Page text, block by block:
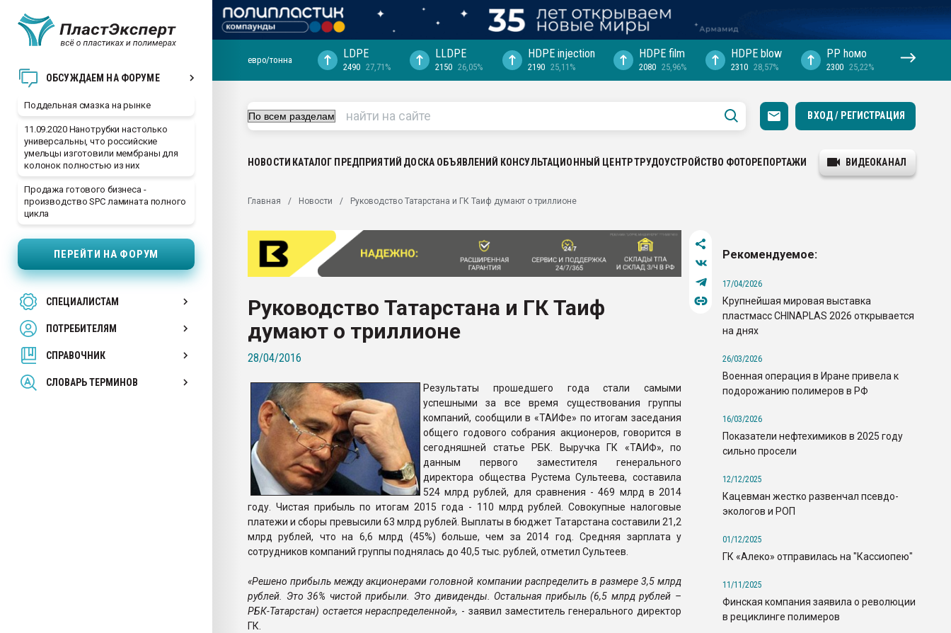
ОБСУЖДАЕМ НА ФОРУМЕ
Поддельная смазка на рынке
11.09.2020 Нанотрубки настолько
универсальны, что российские
умельцы изготовили мембраны для
колонок полностью из них
Продажа готового бизнеса -
производство SPC ламината полного
цикла
ПЕРЕЙТИ НА ФОРУМ
СПЕЦИАЛИСТАМ
ПОТРЕБИТЕЛЯМ
СПРАВОЧНИК
СЛОВАРЬ ТЕРМИНОВ
ближайшее подмосковье, с.-в.
Подмосковье, Москва
первый план в переработке
28.07.2026 "Технониколь" довольна
ситуацией на строительном рынке
Всё, что касается выдува ПЭТ
Материал поверхности пуансона для
Продам отходы Композиция
поликарбоната и АБС-пластика
Armaloy PC/ABS-1IM черный цвет
евро/тонна LDPE
2490 27,71%
LLDPE
2150 26,05%
HDPE injection
2190 25,11%
HDPE film
2080 25,96%
HDPE blow
2310 28,57%
PP hомо
2300 25,22%
ВХОД / РЕГИСТРАЦИЯ
НОВОСТИ КАТАЛОГ ПРЕДПРИЯТИЙ ДОСКА ОБЪЯВЛЕНИЙ КОНСУЛЬТАЦИОННЫЙ ЦЕНТРТРУДОУСТРОЙСТВО ФОТОРЕПОРТАЖИ ВИДЕОКАНАЛ
Главная Новости Руководство Татарстана и ГК Таиф думают о триллионе
Руководство Татарстана и ГК Таиф
думают о триллионе
28/04/2016
Результаты прошедшего года стали самыми
успешными за все время существования группы
компаний, сообщили в «ТАИФе» по итогам заседания
общего годового собрания акционеров, говорится в
сегодняшней статье РБК. Выручка ГК «ТАИФ», по
данным первого заместителя генерального
директора общества Рустема Сультеева, составила
524 млрд рублей, для сравнения - 469 млрд в 2014
году. Чистая прибыль по итогам 2015 года - 110 млрд рублей. Совокупные налоговые
платежи и сборы превысили 63 млрд рублей. Выплаты в бюджет Татарстана составили 21,2
млрд рублей, что на 6,6 млрд (45%) больше, чем за 2014 год. Средняя зарплата у
сотрудников компаний группы поднялась до 40,5 тыс. рублей, отметил Сультеев.
«Решено прибыль между акционерами головной компании распределить в размере 3,5 млрд
рублей. Это 36% чистой прибыли. Это дивиденды. Остальная прибыль (6,5 млрд рублей –
РБК-Татарстан) остается нераспределенной», - заявил заместитель генерального директор
ГК.
Рекомендуемое:
17/04/2026
Крупнейшая мировая выставка
пластмасс CHINAPLAS 2026 открывается
на днях
26/03/2026
Военная операция в Иране привела к
подорожанию полимеров в РФ
16/03/2026
Показатели нефтехимиков в 2025 году
сильно просели
12/12/2025
Кацевман жестко развенчал псевдо-
экологов и РОП
01/12/2025
ГК «Алеко» отправилась на "Кассиопею"
11/11/2025
Финская компания заявила о революции
в рециклинге полимеров